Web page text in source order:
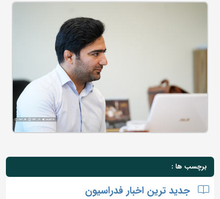
برچسب ها :
جدید ترین اخبار فدراسیون